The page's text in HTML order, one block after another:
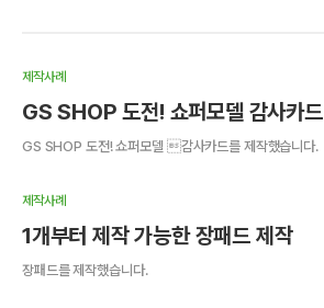
제작사례
GS SHOP 도전! 쇼퍼모델 감사카드
GS SHOP 도전! 쇼퍼모델 감사카드를 제작했습니다.
제작사례
1개부터 제작 가능한 장패드 제작
장패드를 제작했습니다.